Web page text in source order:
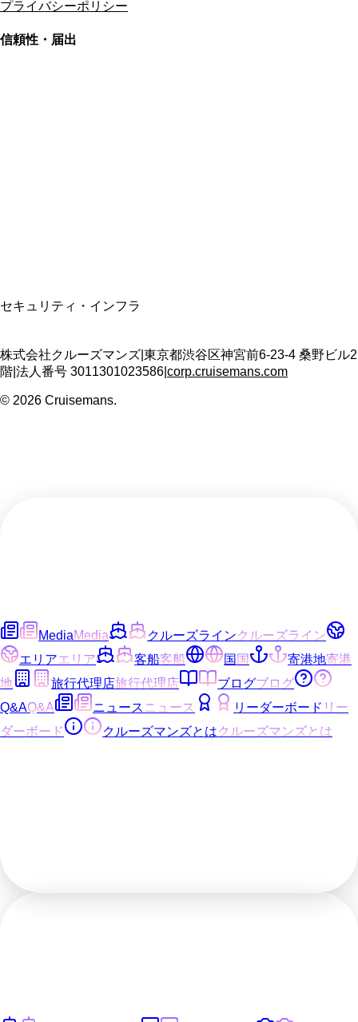
プライバシーポリシー
信頼性・届出
セキュリティ・インフラ
株式会社クルーズマンズ 東京都渋谷区神宮前6-23-4 桑野ビル2
階 法人番号 3011301023586 corp.cruisemans.com
© 2026 Cruisemans.
MediaMedia クルーズラインクルーズライン
エリアエリア 客船客船 国国 寄港地寄港
地
旅行代理店旅行代理店 ブログブログ
Q&AQ&A ニュース ニュース リーダーボード リー
ダーボード
クルーズマンズとはクルーズマンズとは